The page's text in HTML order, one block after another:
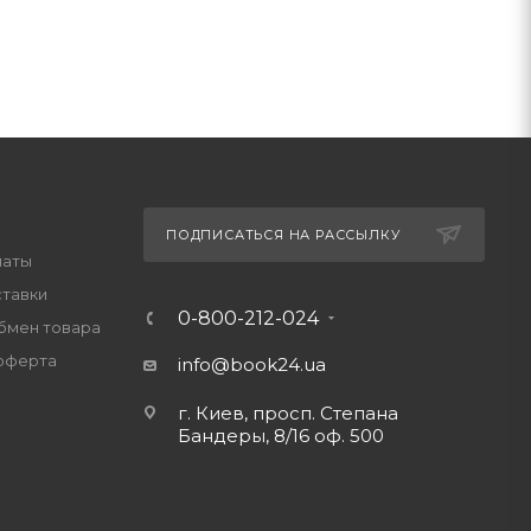
товара
ПОДПИСАТЬСЯ НА РАССЫЛКУ
0-800-212-024
info@book24.ua
г. Киев, просп. Степана
Бандеры, 8/16 оф. 500